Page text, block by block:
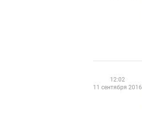
12:02
11 сентября 2016